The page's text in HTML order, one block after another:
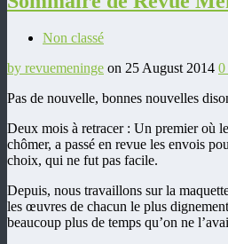
Non classé
by revuemeninge on 25 August 2014 0
Pas de nouvelle, bonnes nouvelles
Deux mois à retracer : Un premier où
chômer, a passé en revue les envois
choix, qui ne fut pas facile.
Depuis, nous travaillons sur la
les œuvres de chacun le plus
beaucoup plus de temps qu’on ne